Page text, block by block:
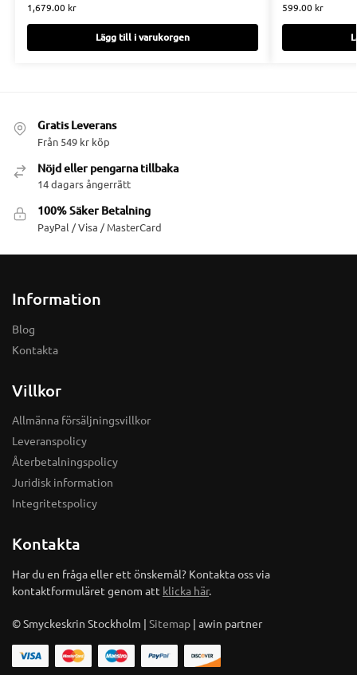
1,679.00 kr
Lägg till i varukorgen
599.00 kr
Gratis Leverans
Från 549 kr köp
Nöjd eller pengarna tillbaka
14 dagars ångerrätt
100% Säker Betalning
PayPal / Visa / MasterCard
Information
Blog
Kontakta
Villkor
Allmänna försäljningsvillkor
Leveranspolicy
Återbetalningspolicy
Juridisk information
Integritetspolicy
Kontakta
Har du en fråga eller ett önskemål? Kontakta oss via
kontaktformuläret genom att klicka här.
© Smyckeskrin Stockholm | Sitemap | awin partner